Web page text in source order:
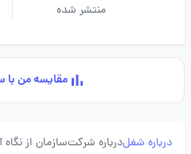
منتشر شده
مقایسه من با
درباره شغلدرباره شرکتسازمان از نگاه